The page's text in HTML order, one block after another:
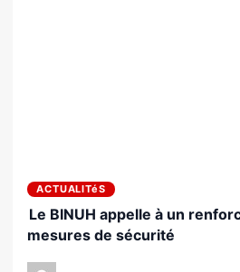
ACTUALITéS
Le BINUH appelle à un
mesures de sécurité